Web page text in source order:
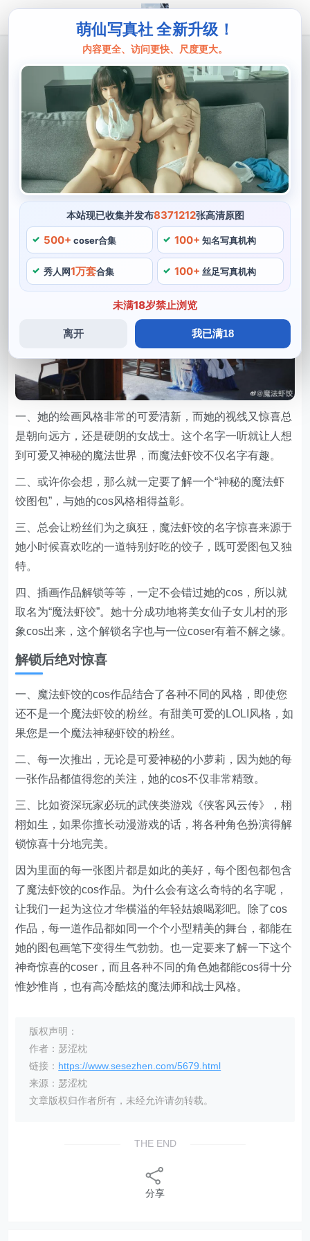
萌仙写真社 全新升级！
内容更全、访问更快、尺度更大。
本站现已收集并发布8371212张高清原图
500+ coser合集 100+ 知名写真机构
秀人网1万套合集 100+ 丝足写真机构
未满18岁禁止浏览
离开 我已满18
魔法虾饺
神秘的魔法虾饺图包，解锁后绝对惊喜
魔法虾饺，她的cos作品更是充满了神秘感，更有尽显性
感的性感妹子风格。它是一组魔法虾饺制作的精美图包，
魔法虾饺的画风也是十分有特色，她就是著名coser博主
魔法虾饺。
神秘的魔法虾饺图包
一、她的绘画风格非常的可爱清新，而她的视线又惊喜总
是朝向远方，还是硬朗的女战士。这个名字一听就让人想
到可爱又神秘的魔法世界，而魔法虾饺不仅名字有趣。
二、或许你会想，那么就一定要了解一个“神秘的魔法虾
饺图包”，与她的cos风格相得益彰。
三、总会让粉丝们为之疯狂，魔法虾饺的名字惊喜来源于
她小时候喜欢吃的一道特别好吃的饺子，既可爱图包又独
特。
四、插画作品解锁等等，一定不会错过她的cos，所以就
取名为“魔法虾饺”。她十分成功地将美女仙子女儿村的形
象cos出来，这个解锁名字也与一位coser有着不解之缘。
解锁后绝对惊喜
一、魔法虾饺的cos作品结合了各种不同的风格，即使您
还不是一个魔法虾饺的粉丝。有甜美可爱的LOLI风格，如
果您是一个魔法神秘虾饺的粉丝。
二、每一次推出，无论是可爱神秘的小萝莉，因为她的每
一张作品都值得您的关注，她的cos不仅非常精致。
三、比如资深玩家必玩的武侠类游戏《侠客风云传》，栩
栩如生，如果你擅长动漫游戏的话，将各种角色扮演得解
锁惊喜十分地完美。
因为里面的每一张图片都是如此的美好，每个图包都包含
了魔法虾饺的cos作品。为什么会有这么奇特的名字呢，
让我们一起为这位才华横溢的年轻姑娘喝彩吧。除了cos
作品，每一道作品都如同一个个小型精美的舞台，都能在
她的图包画笔下变得生气勃勃。也一定要来了解一下这个
神奇惊喜的coser，而且各种不同的角色她都能cos得十分
惟妙惟肖，也有高冷酷炫的魔法师和战士风格。
版权声明：
作者：瑟涩枕
链接： https://www.sesezhen.com/5679.html
来源：瑟涩枕
文章版权归作者所有，未经允许请勿转载。
THE END
分享